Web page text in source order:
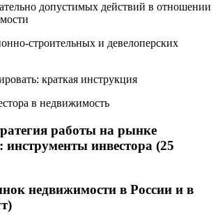
допустимых действий в отношении
строительных и девелоперских
краткая инструкция
в недвижимость
работы на рынке
инструменты инвестора (25
недвижимости в России и в